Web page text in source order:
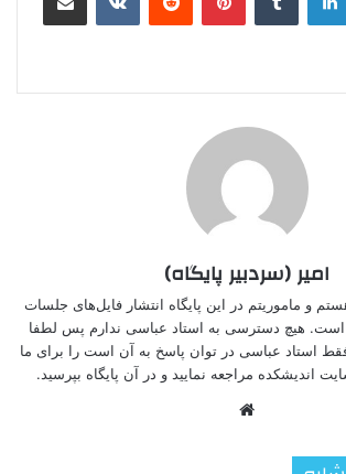
امیر (سردبیر پایگاه)
و ماموریتم در این پایگاه انتشار فایل‌های جلسات
هیچ دسترسی به استاد عباسی ندارم پس لطفا
استاد عباسی در توان پاسخ به آن است را برای ما
اندیشکده مراجعه نمایید و در آن پایگاه بپرسید.